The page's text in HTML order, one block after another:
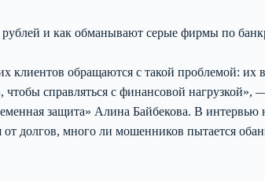
и как обманывают серые фирмы по
клиентов обращаются с такой проблемой: их
чтобы справляться с финансовой нагрузкой»,
защита» Алина Байбекова. В интервью
от долгов, много ли мошенников пытается